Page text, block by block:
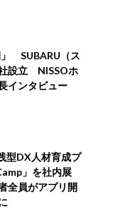
」 SUBARU（ス
設立 NISSOホ
インタビュー
型DX人材育成プ
」を社内展
全員がアプリ開